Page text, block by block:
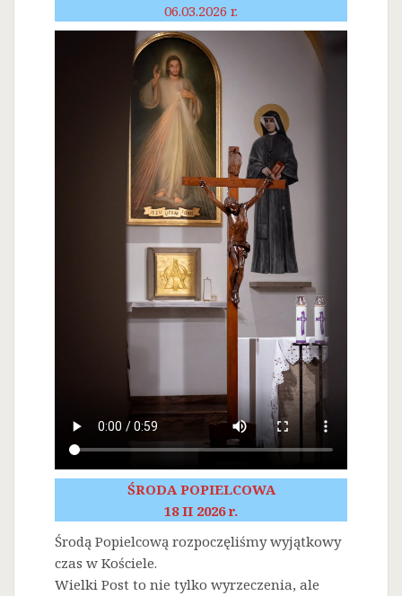
06.03.2026 r.
ŚRODA POPIELCOWA
18 II 2026 r.
Środą Popielcową rozpoczęliśmy wyjątkowy
czas w Kościele.
Wielki Post to nie tylko wyrzeczenia, ale